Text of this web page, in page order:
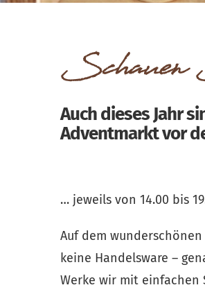
Schauen
Auch dieses Jahr
Adventmarkt vor
… jeweils von 14.00 bis
Auf dem
keine Handelsware –
Werke wir mit einfachen